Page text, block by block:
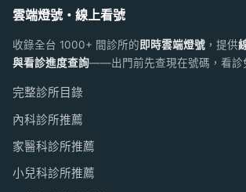
雲端燈號・線上看號
收錄全台 1000+ 間診所的即時雲端燈號 ，提供
與看診進度查詢——出門前先查現在號碼，看診
完整診所目錄
內科診所推薦
家醫科診所推薦
小兒科診所推薦